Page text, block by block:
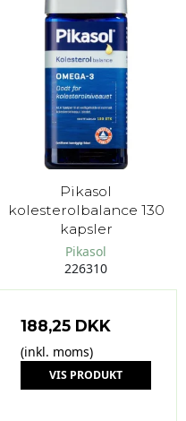
Pikasol
kolesterolbalance 130
kapsler
Pikasol
226310
188,25 DKK
(inkl. moms)
VIS PRODUKT